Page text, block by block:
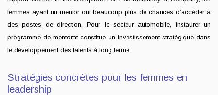
femmes ayant un mentor ont beaucoup plus de chances d’accéder à
des postes de direction. Pour le secteur automobile, instaurer un
programme de mentorat constitue un investissement stratégique dans
le développement des talents à long terme.
Stratégies concrètes pour les femmes en
leadership